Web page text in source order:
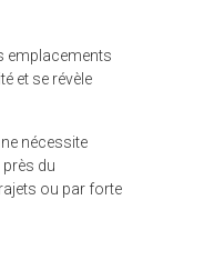
emplacements
et se révèle
nécessite
du
ou par forte